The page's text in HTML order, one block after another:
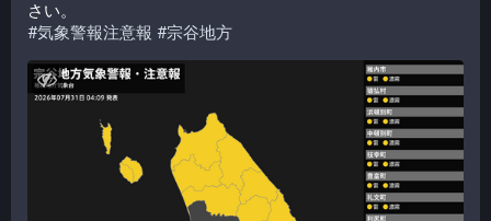
さい。
#気象警報注意報 #宗谷地方